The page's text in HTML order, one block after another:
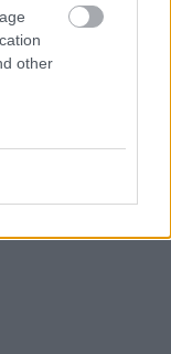
other
από τα
σάλτσα με τα
τη μπεσαμέλ.